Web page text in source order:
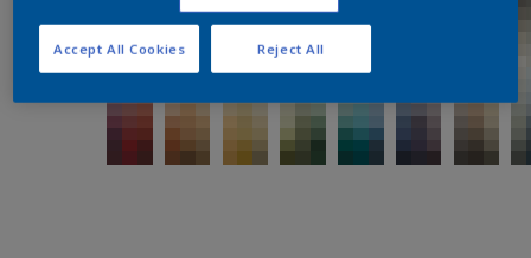
Reject All
Accept All Cookies